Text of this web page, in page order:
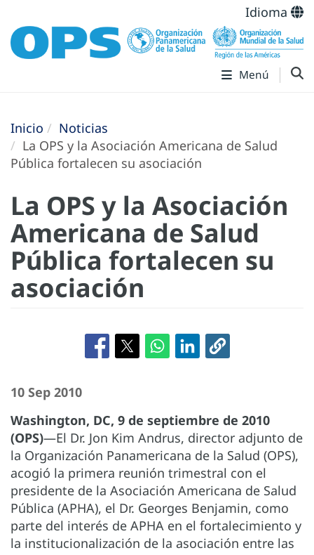
Idioma
Menú
Inicio
Noticias
La OPS y la Asociación Americana de Salud
Pública fortalecen su asociación
La OPS y la Asociación
Americana de Salud
Pública fortalecen su
asociación
10 Sep 2010
Washington, DC, 9 de septiembre de 2010
(OPS)—El Dr. Jon Kim Andrus, director adjunto de
la Organización Panamericana de la Salud (OPS),
acogió la primera reunión trimestral con el
presidente de la Asociación Americana de Salud
Pública (APHA), el Dr. Georges Benjamin, como
parte del interés de APHA en el fortalecimiento y
la institucionalización de la asociación entre las